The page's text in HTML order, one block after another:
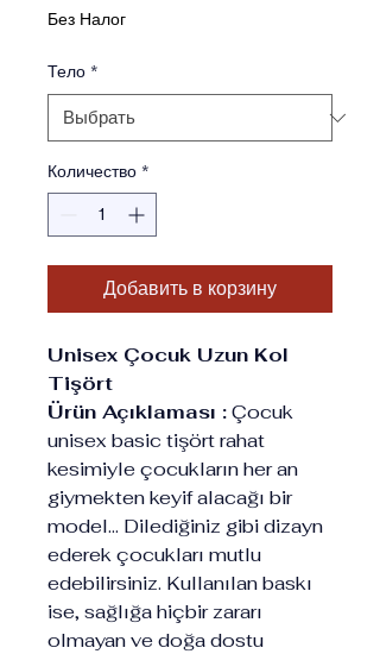
Без Налог
Тело *
Количество *
Добавить в корзину
Unisex Çocuk Uzun Kol
Tişört
Ürün Açıklaması :Çocuk
unisex basic tişört rahat
kesimiyle çocukların her an
giymekten keyif alacağı bir
model... Dilediğiniz gibi dizayn
ederek çocukları mutlu
edebilirsiniz. Kullanılan baskı
ise, sağlığa hiçbir zararı
olmayan ve doğa dostu